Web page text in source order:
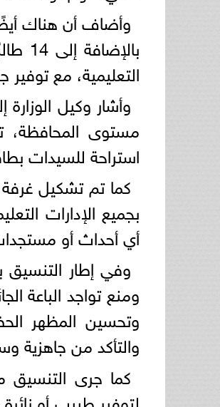
التعليمية، مع توفير
استراحة للسيدات بطاقة 264 سريرًا، بما يوفر لهم الإقامة المناسبة طوال فترة
كما تم تشكيل غرفة
بجميع الإدارات
أي أحداث أو
وفي إطار التنسيق
ومنع تواجد الباعة
وتحسين المظهر
والتأكد من جاهزية
كما جرى التنسيق
لتوفير طبيب أو